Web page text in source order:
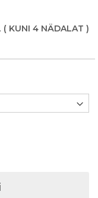
( KUNI 4 NÄDALAT )